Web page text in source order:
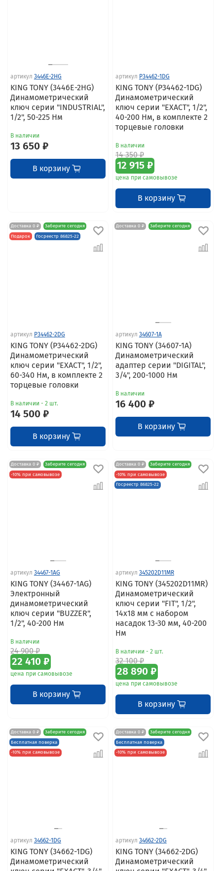
артикул 3446E-2HG
KING TONY (3446E-2HG)
Динамометрический
ключ серии "INDUSTRIAL",
1/2", 50-225 Нм
В наличии
13 650 ₽
В корзину
артикул P34462-1DG
KING TONY (P34462-1DG)
Динамометрический
ключ серии "EXACT", 1/2",
40-200 Нм, в комплекте 2
торцевые головки
В наличии
14 350 ₽
12 915 ₽
цена при самовывозе
В корзину
Доставка 0 ₽
Заберите сегодня
Подарок
Госреестр 86825-22
артикул P34462-2DG
KING TONY (P34462-2DG)
Динамометрический
ключ серии "EXACT", 1/2",
60-340 Нм, в комплекте 2
торцевые головки
В наличии - 2 шт.
14 500 ₽
В корзину
Доставка 0 ₽ Заберите сегодня
артикул 34607-1A
KING TONY (34607-1A)
Динамометрический
адаптер серии "DIGITAL",
3/4", 200-1000 Нм
В наличии
16 400 ₽
В корзину
Доставка 0 ₽
Заберите сегодня
-10% при самовывозе
артикул 34467-1AG
KING TONY (34467-1AG)
Электронный
динамометрический
ключ серии "BUZZER",
1/2", 40-200 Нм
В наличии
24 900 ₽
22 410 ₽
цена при самовывозе
В корзину
Доставка 0 ₽
Заберите сегодня
-10% при самовывозе
Госреестр 86825-22
артикул 345202D11MR
KING TONY (345202D11MR)
Динамометрический
ключ серии "FIT", 1/2",
14х18 мм с набором
насадок 13-30 мм, 40-200
Нм
В наличии - 2 шт.
32 100 ₽
28 890 ₽
цена при самовывозе
В корзину
Доставка 0 ₽
Заберите сегодня
Бесплатная поверка
-10% при самовывозе
артикул 34662-1DG
KING TONY (34662-1DG)
Динамометрический
Доставка 0 ₽
Заберите сегодня
Бесплатная поверка
-10% при самовывозе
артикул 34662-2DG
KING TONY (34662-2DG)
Динамометрический